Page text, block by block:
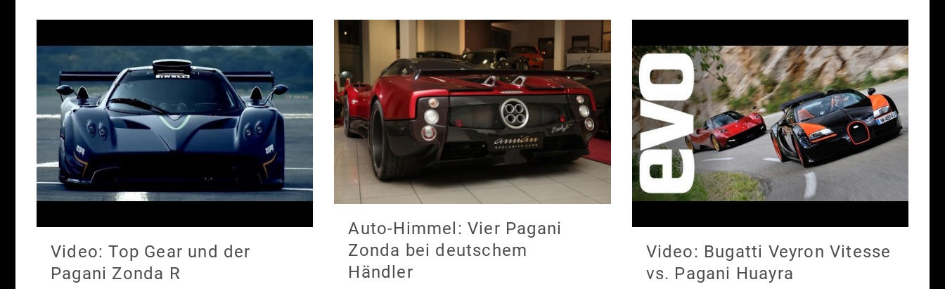
Video: Top Gear und der
Pagani Zonda R
Auto-Himmel: Vier Pagani
Zonda bei deutschem
Händler
Video: Bugatti Veyron Vitesse
vs. Pagani Huayra